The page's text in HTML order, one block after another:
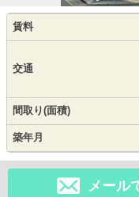
賃料
交通
間取り(面積)
築年月
メール